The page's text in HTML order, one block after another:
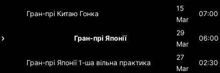
Гран-прі Китаю Гонка
15
Mar
07:00
Гран-прі Японії
29
Mar
06:00
Гран-прі Японії 1-ша вільна практика
27
Mar
02:30